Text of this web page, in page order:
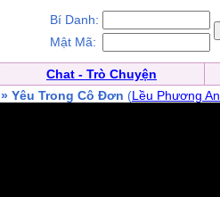
Bí Danh:
Mật Mã:
Chat - Trò Chuyện
» Yêu Trong Cô Đơn (Lều Phương